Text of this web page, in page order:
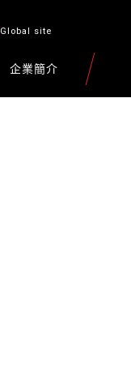
Global site
企業簡介